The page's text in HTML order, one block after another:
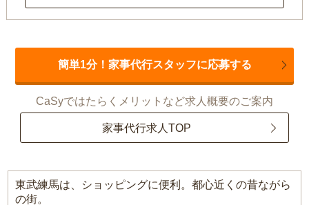
簡単1分！家事代行スタッフに応募する
CaSyではたらくメリットなど求人概要のご案内
家事代行求人TOP
東武練馬は、ショッピングに便利。都心近くの昔ながら
の街。